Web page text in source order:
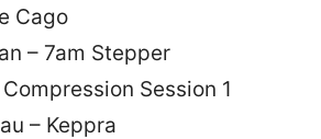
Cago
– 7am Stepper
Session 1
– Keppra